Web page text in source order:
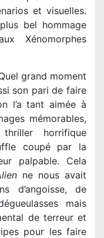
et visuelles.
bel hommage
Xénomorphes
grand moment
son pari de faire
l’a tant aimée à
mémorables,
horrifique
coupé par la
palpable. Cela
ne nous avait
d’angoisse, de
mais
de terreur et
pour les faire